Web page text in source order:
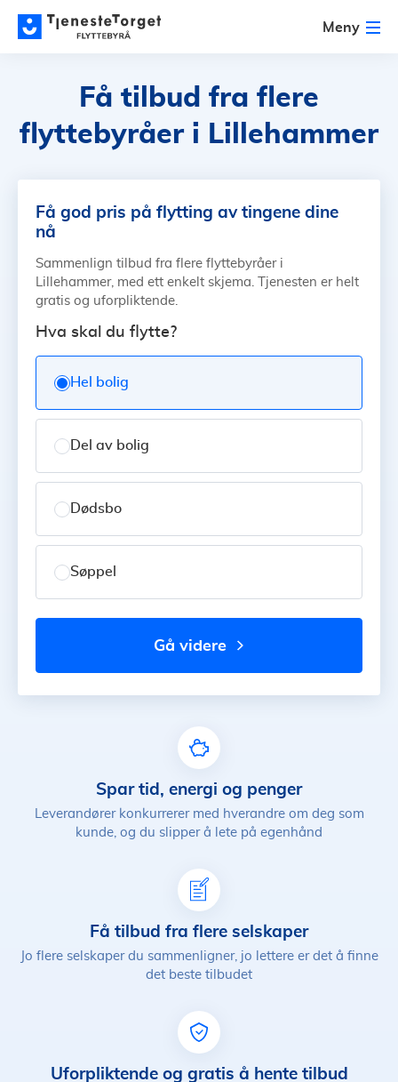
Meny
Få tilbud fra flere
flyttebyråer i Lillehammer
Få god pris på flytting av tingene dine
nå
Sammenlign tilbud fra flere flyttebyråer i
Lillehammer, med ett enkelt skjema. Tjenesten er helt
gratis og uforpliktende.
Hva skal du flytte?
Hel bolig
Del av bolig
Dødsbo
Søppel
gå videre
Spar tid, energi og penger
Leverandører konkurrerer med hverandre om deg som
kunde, og du slipper å lete på egenhånd
Få tilbud fra flere selskaper
Jo flere selskaper du sammenligner, jo lettere er det å finne
det beste tilbudet
Uforpliktende og gratis å hente tilbud